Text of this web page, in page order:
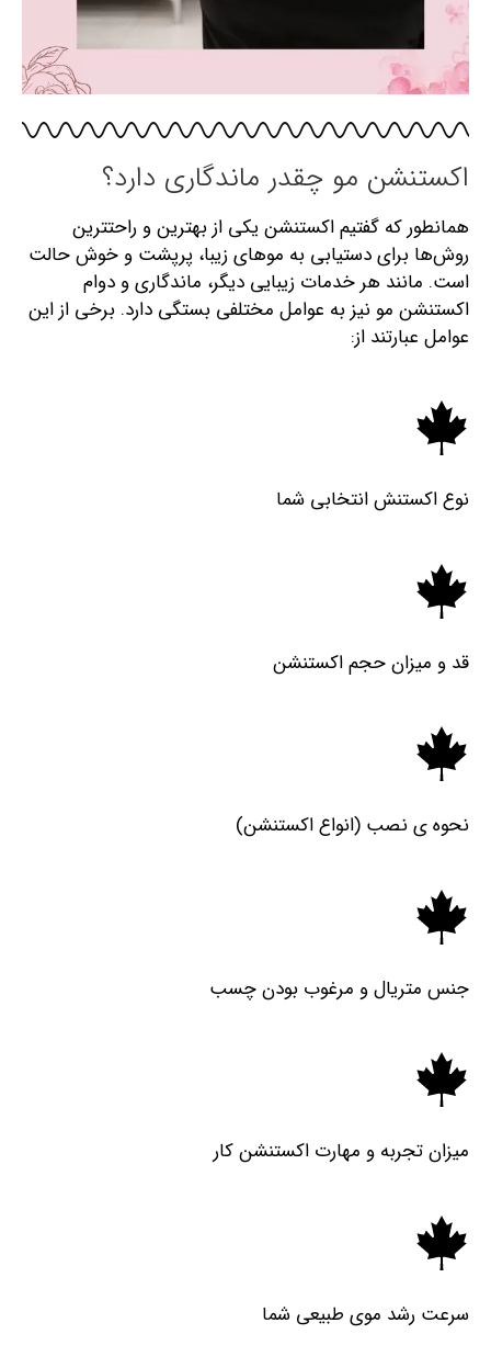
اکستنشن مو چقدر ماندگاری دارد؟
همانطور که گفتیم اکستنشن یکی از بهترین و راحت‎ترین
روش‌ها برای دستیابی به موهای زیبا، پرپشت و خوش حالت
است. مانند هر خدمات زیبایی دیگر، ماندگاری و دوام
اکستنشن مو نیز به عوامل مختلفی بستگی دارد. برخی از این
عوامل عبارتند از:
نوع اکستنش انتخابی شما
قد و میزان حجم اکستنشن
نحوه ی نصب (انواع اکستنشن)
جنس متریال و مرغوب بودن چسب
میزان تجربه و مهارت اکستنشن کار
سرعت رشد موی طبیعی شما